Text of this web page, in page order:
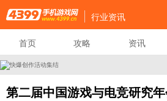
行业资讯
首页 攻略 资讯
第二届中国游戏与电竞研究